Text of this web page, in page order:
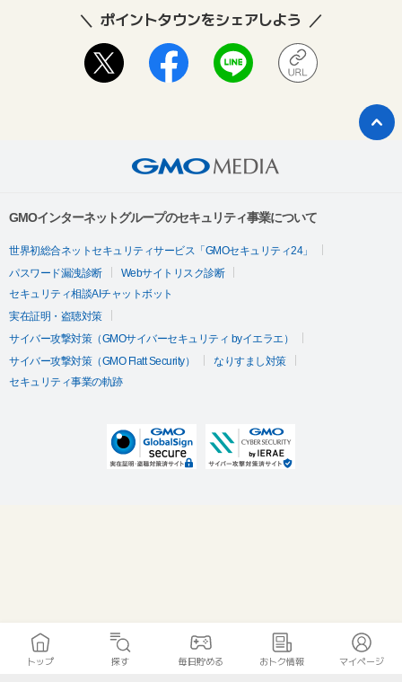
ポイントタウンをシェアしよう
GMOインターネットグループのセキュリティ事業について
世界初総合ネットセキュリティサービス「GMOセキュリティ24」
パスワード漏洩診断
Webサイトリスク診断
セキュリティ相談AIチャットボット
実在証明・盗聴対策
サイバー攻撃対策（GMOサイバーセキュリティ byイエラエ）
サイバー攻撃対策（GMO Flatt Security）
なりすまし対策
セキュリティ事業の軌跡
トップ 探す 毎日貯める おトク情報 マイページ